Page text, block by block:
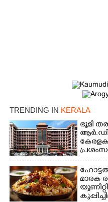
TRENDING IN KERALA
ഭൂമി
പ്രശംസ
മാരക